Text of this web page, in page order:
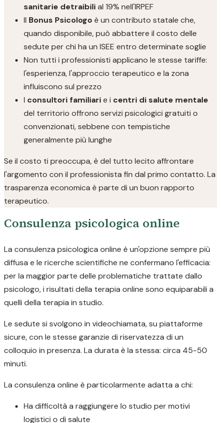
sanitarie detraibilial 19% nell'IRPEF
Il Bonus Psicologoè un contributo statale che,
quando disponibile, può abbattere il costo delle
sedute per chi ha un ISEE entro determinate soglie
Non tutti i professionisti applicano le stesse tariffe:
l'esperienza, l'approccio terapeutico e la zona
influiscono sul prezzo
I consultori familiarie i centri di salute mentale
del territorio offrono servizi psicologici gratuiti o
convenzionati, sebbene con tempistiche
generalmente più lunghe
Se il costo ti preoccupa, è del tutto lecito affrontare
l'argomento con il professionista fin dal primo contatto. La
trasparenza economica è parte di un buon rapporto
terapeutico.
Consulenza psicologica online
La consulenza psicologica online è un'opzione sempre più
diffusa e le ricerche scientifiche ne confermano l'efficacia:
per la maggior parte delle problematiche trattate dallo
psicologo, i risultati della terapia online sono equiparabili a
quelli della terapia in studio.
Le sedute si svolgono in videochiamata, su piattaforme
sicure, con le stesse garanzie di riservatezza di un
colloquio in presenza. La durata è la stessa: circa 45-50
minuti.
La consulenza online è particolarmente adatta a chi:
Ha difficoltà a raggiungere lo studio per motivi
logistici o di salute